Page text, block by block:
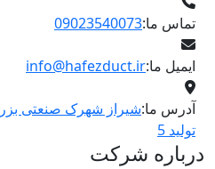
تماس ما:09023540073
ایمیل ما:info@hafezduct.ir
آدرس ما:
تولید 5
درباره شرکت